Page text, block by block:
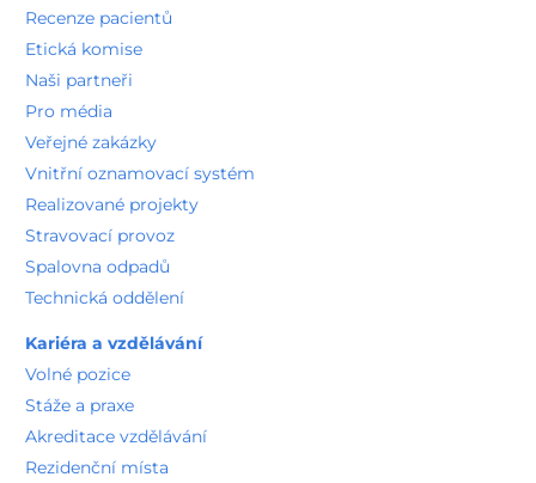
Recenze pacientů
Etická komise
Naši partneři
Pro média
Veřejné zakázky
Vnitřní oznamovací systém
Realizované projekty
Stravovací provoz
Spalovna odpadů
Technická oddělení
Kariéra a vzdělávání
Volné pozice
Stáže a praxe
Akreditace vzdělávání
Rezidenční místa